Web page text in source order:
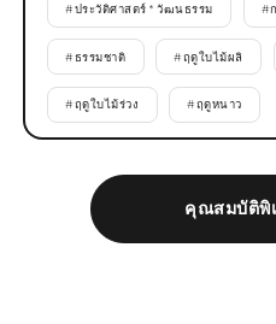
คุณสมบัติพิ
#ประวัติศาสตร์ * วัฒนธรรม #
#ธรรมชาติ #ฤดูใบไม้ผลิ
#ฤดูใบไม้ร่วง #ฤดูหนาว